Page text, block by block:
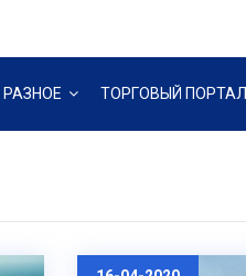
РАЗНОЕ ТОРГОВЫЙ ПОРТАЛ